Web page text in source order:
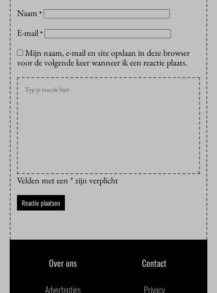
Naam *
E-mail *
Mijn naam, e-mail en site opslaan in deze browser
voor de volgende keer wanneer ik een reactie plaats.
Velden met een * zijn verplicht
Over ons Contact
Advertenties Privacy